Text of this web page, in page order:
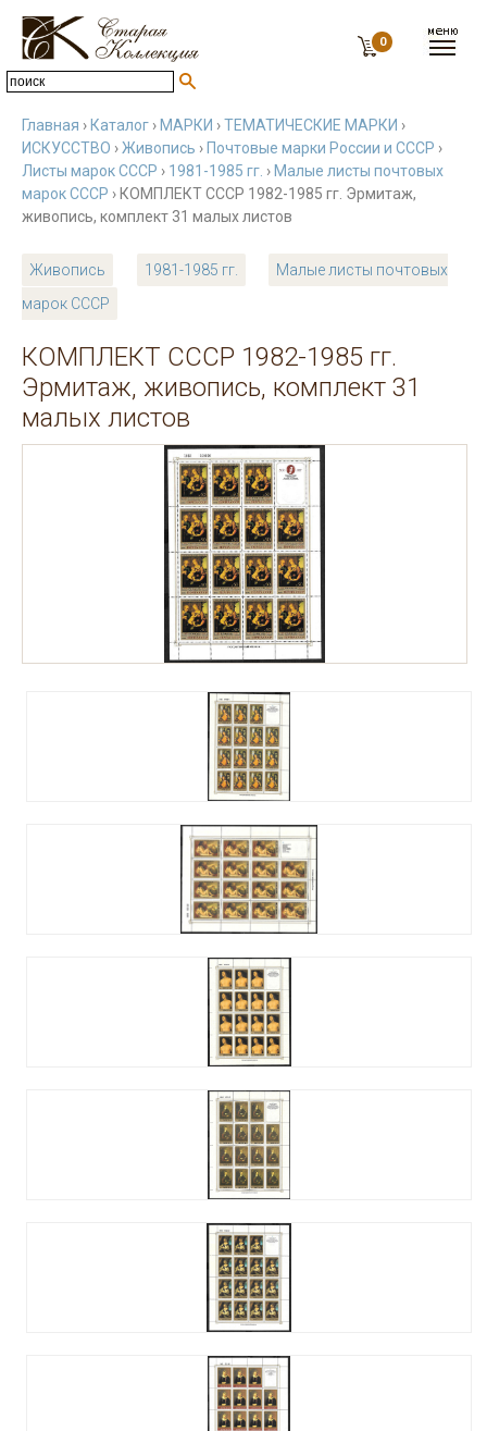
0
Главная › Каталог › МАРКИ ›ТЕМАТИЧЕСКИЕ МАРКИ ›
ИСКУССТВО ›Живопись › Почтовые марки России и СССР ›
Листы марок СССР › 1981-1985 гг. › Малые листы почтовых
марок СССР › КОМПЛЕКТ СССР 1982-1985 гг. Эрмитаж,
живопись, комплект 31 малых листов
Живопись 1981-1985 гг.
Малые листы почтовых
марок СССР
КОМПЛЕКТ СССР 1982-1985 гг.
Эрмитаж, живопись, комплект 31
малых листов